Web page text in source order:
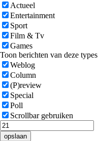
Actueel
Entertainment
Sport
Film & Tv
Games
Toon berichten van deze types
Weblog
Column
(P)review
Special
Poll
Scrollbar gebruiken
opslaan